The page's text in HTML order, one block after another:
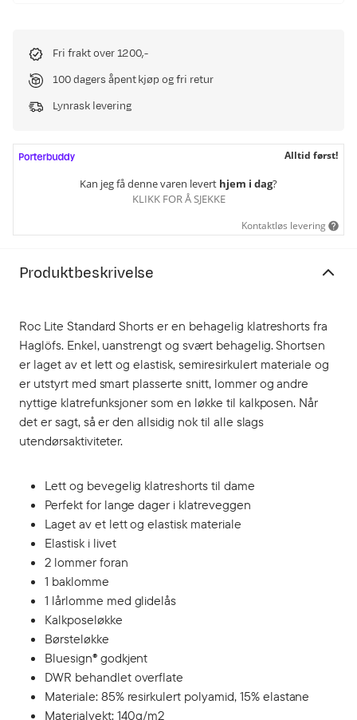
Fri frakt over 1200,-
100 dagers åpent kjøp og fri retur
Lynrask levering
Alltid først!
Kan jeg få denne varen levert hjem i dag?
KLIKK FOR Å SJEKKE
Kontaktløs levering
Produktbeskrivelse
Roc Lite Standard Shorts er en behagelig klatreshorts fra
Haglöfs. Enkel, uanstrengt og svært behagelig. Shortsen
er laget av et lett og elastisk, semiresirkulert materiale og
er utstyrt med smart plasserte snitt, lommer og andre
nyttige klatrefunksjoner som en løkke til kalkposen. Når
det er sagt, så er den allsidig nok til alle slags
utendørsaktiviteter.
Lett og bevegelig klatreshorts til dame
Perfekt for lange dager i klatreveggen
Laget av et lett og elastisk materiale
Elastisk i livet
2 lommer foran
1 baklomme
1 lårlomme med glidelås
Kalkposeløkke
Børsteløkke
Bluesign® godkjent
DWR behandlet overflate
Materiale: 85% resirkulert polyamid, 15% elastane
Materialvekt: 140g/m2